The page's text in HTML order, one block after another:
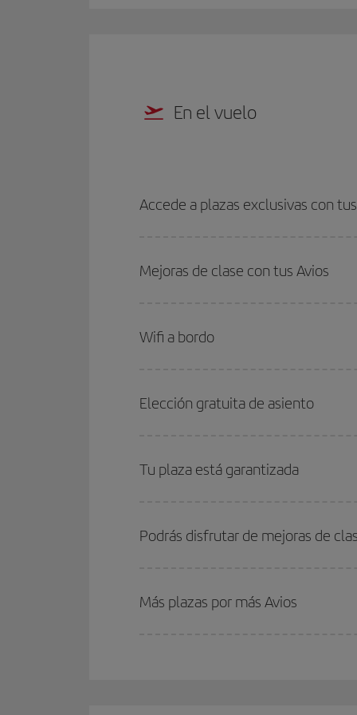
En el vuelo
Accede a plazas exclusivas con
Mejoras de clase con tus Avios
Wifi a bordo
Elección gratuita de asiento
Tu plaza está garantizada
Podrás disfrutar de mejoras de
Más plazas por más Avios